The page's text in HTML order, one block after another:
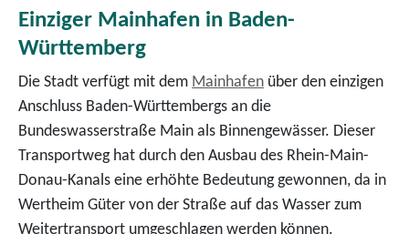
Einziger Mainhafen in Baden-
Württemberg
Die Stadt verfügt mit dem Mainhafen über den einzigen
Anschluss Baden-Württembergs an die
Bundeswasserstraße Main als Binnengewässer. Dieser
Transportweg hat durch den Ausbau des Rhein-Main-
Donau-Kanals eine erhöhte Bedeutung gewonnen, da in
Wertheim Güter von der Straße auf das Wasser zum
Weitertransport umgeschlagen werden können.